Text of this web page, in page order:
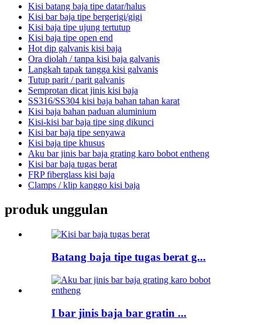
Kisi batang baja tipe datar/halus
Kisi bar baja tipe bergerigi/gigi
Kisi baja tipe ujung tertutup
Kisi baja tipe open end
Hot dip galvanis kisi baja
Ora diolah / tanpa kisi baja galvanis
Langkah tapak tangga kisi galvanis
Tutup parit / parit galvanis
Semprotan dicat jinis kisi baja
SS316/SS304 kisi baja bahan tahan karat
Kisi baja bahan paduan aluminium
Kisi-kisi bar baja tipe sing dikunci
Kisi bar baja tipe senyawa
Kisi baja tipe khusus
Aku bar jinis bar baja grating karo bobot entheng
Kisi bar baja tugas berat
FRP fiberglass kisi baja
Clamps / klip kanggo kisi baja
produk unggulan
Batang baja tipe tugas berat g...
I bar jinis baja bar gratin ...